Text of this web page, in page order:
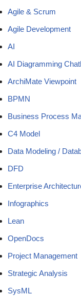
Agile & Scrum
Agile Development
AI
AI Diagramming
ArchiMate Viewpoint
BPMN
Business Process
C4 Model
Data Modeling /
DFD
Enterprise
Infographics
Lean
OpenDocs
Project Management
Strategic Analysis
SysML